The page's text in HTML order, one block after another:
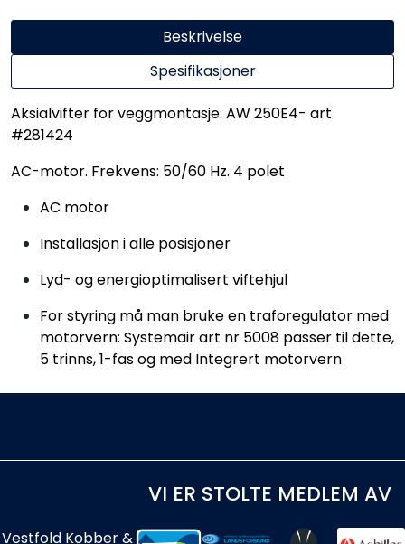
Beskrivelse
Spesifikasjoner
Aksialvifter for veggmontasje. AW 250E4- art
#281424
AC-motor. Frekvens: 50/60 Hz. 4 polet
AC motor
Installasjon i alle posisjoner
Lyd- og energioptimalisert viftehjul
For styring må man bruke en traforegulator med
motorvern: Systemair art nr 5008 passer til dette,
5 trinns, 1-fas og med Integrert motorvern
VI ER STOLTE MEDLEM AV
Vestfold Kobber &